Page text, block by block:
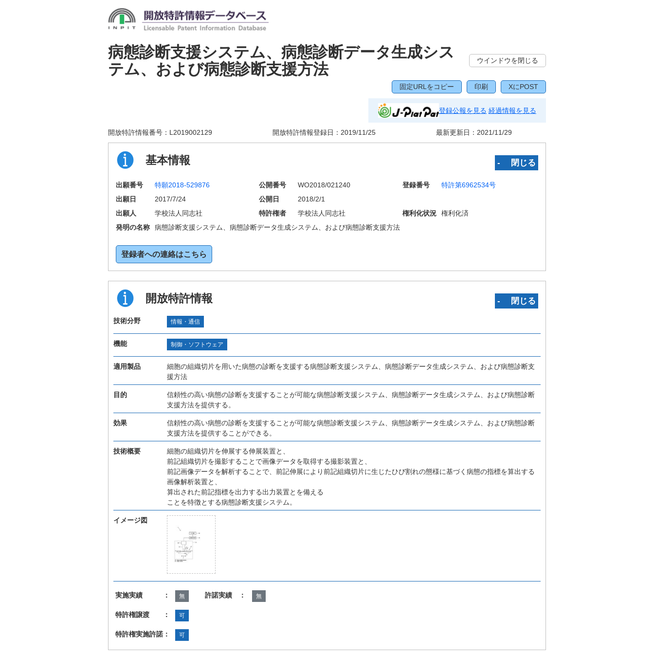
病態診断支援システム、病態診断データ生成シス
テム、および病態診断支援方法
ウインドウを閉じる
固定URLをコピー 印刷 XにPOST
登録公報を見る 経過情報を見る
開放特許情報番号： L2019002129 開放特許情報登録日： 2019/11/25 最新更新日： 2021/11/29
基本情報 ‐ 閉じる
出願番号 特願2018-529876 公開番号 WO2018/021240 登録番号
特許第6962534号
出願日
2017/7/24 公開日
2018/2/1
出願人
学校法人同志社 特許権者 学校法人同志社 権利化状況
権利化済
発明の名称
病態診断支援システム、病態診断データ生成システム、および病態診断支援方法
登録者への連絡はこちら
開放特許情報 ‐ 閉じる
技術分野 情報・通信
機能 制御・ソフトウェア
適用製品
細胞の組織切片を用いた病態の診断を支援する病態診断支援システム、病態診断データ生成システム、および病態診断支
援方法
目的
信頼性の高い病態の診断を支援することが可能な病態診断支援システム、病態診断データ生成システム、および病態診断
支援方法を提供する。
効果
信頼性の高い病態の診断を支援することが可能な病態診断支援システム、病態診断データ生成システム、および病態診断
支援方法を提供することができる。
技術概要
細胞の組織切片を伸展する伸展装置と、
前記組織切片を撮影することで画像データを取得する撮影装置と、
前記画像データを解析することで、前記伸展により前記組織切片に生じたひび割れの態様に基づく病態の指標を算出する
画像解析装置と、
算出された前記指標を出力する出力装置とを備える
ことを特徴とする病態診断支援システム。
イメージ図
実施実績 ： 無 許諾実績 ： 無
特許権譲渡 ： 可
特許権実施許諾： 可